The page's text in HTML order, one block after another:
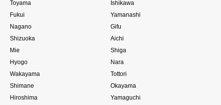
Toyama
Ishikawa
Fukui
Yamanashi
Nagano
Gifu
Shizuoka
Aichi
Mie
Shiga
Hyogo
Nara
Wakayama
Tottori
Shimane
Okayama
Hiroshima
Yamaguchi